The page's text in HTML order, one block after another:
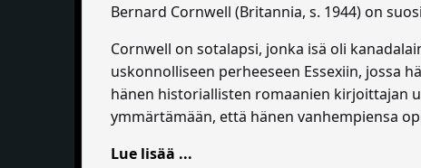
Bernard Cornwell (Britannia, s. 1944) on
Cornwell on sotalapsi, jonka isä oli
uskonnolliseen perheeseen Essexiin, jossa
hänen historiallisten romaanien kirjoittajan
ymmärtämään, että hänen vanhempiensa
Lue lisää ...